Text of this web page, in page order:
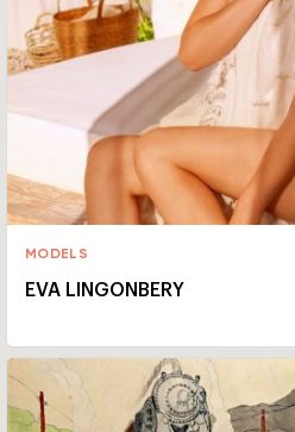
MODELS
EVA LINGONBERY